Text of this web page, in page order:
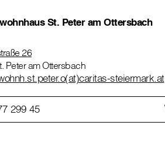
St. Peter am Ottersbach
26
Peter am Ottersbach
steiermark.at
299 45